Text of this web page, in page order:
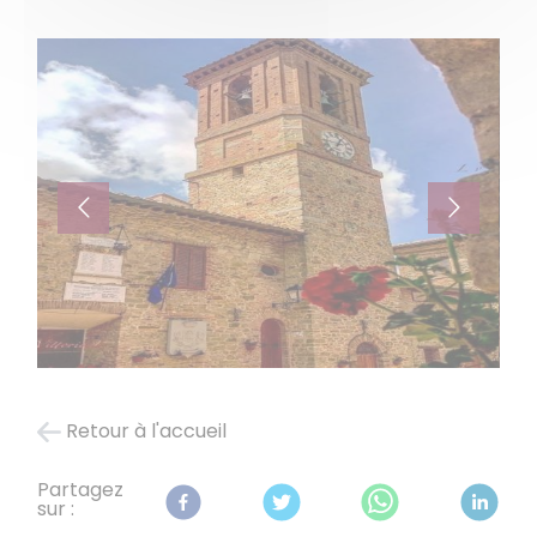
Retour à l'accueil
Partagez
sur :